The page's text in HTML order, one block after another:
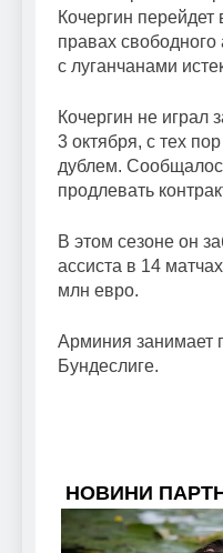
Кочергин
правах свободного
с луганчанами
Кочергин не играл
3 октября, с тех
дублем.
продлевать
В этом сезоне он
ассиста в 14
млн евро.
Арминия занимает
Бундеслиге.